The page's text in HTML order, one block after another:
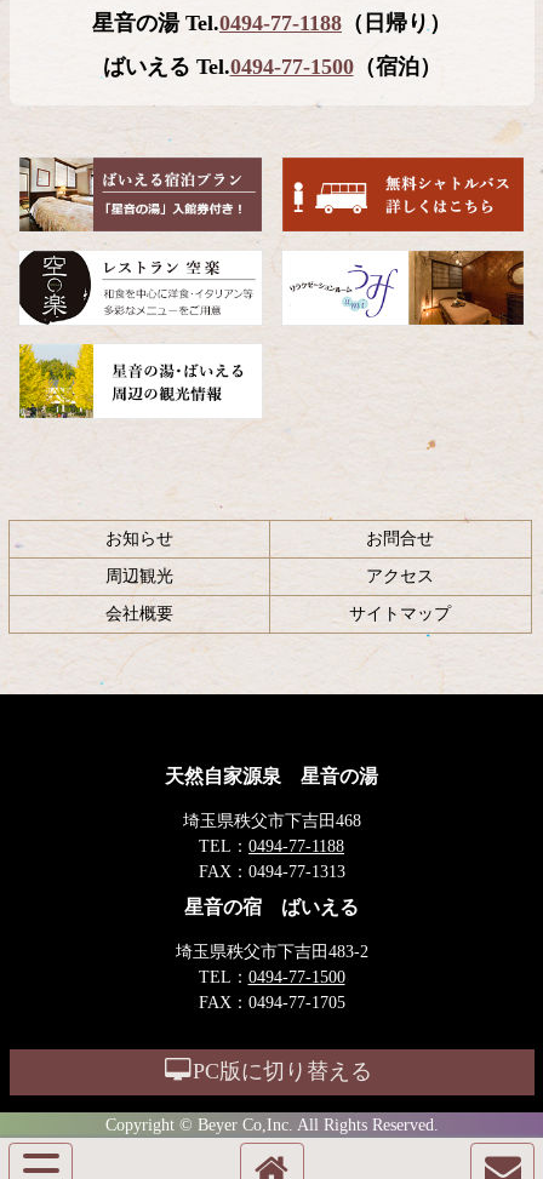
頭
へ
戻
る
星音の湯 Tel.0494-77-1188 （日帰り）
ばいえる Tel.0494-77-1500（宿泊）
お知らせ お問合せ
周辺観光 アクセス
会社概要 サイトマップ
天然自家源泉 星音の湯
埼玉県秩父市下吉田468
TEL： 0494-77-1188
FAX： 0494-77-1313
星音の宿 ばいえる
埼玉県秩父市下吉田483-2
TEL： 0494-77-1500
FAX： 0494-77-1705
PC版に切り替える
Copyright © Beyer Co,Inc. All Rights Reserved.
サ